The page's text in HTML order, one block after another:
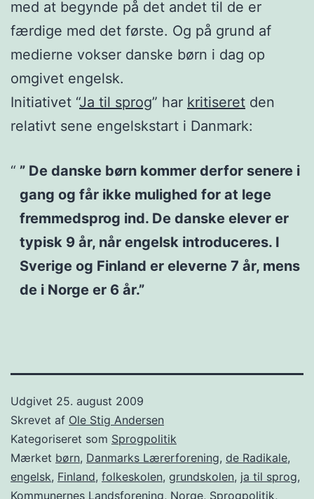
med at begynde på det andet til de er
færdige med det første. Og på grund af
medierne vokser danske børn i dag op
omgivet engelsk.
Initiativet “Ja til sprog” har kritiseret den
relativt sene engelskstart i Danmark:
” De danske børn kommer derfor senere i
gang og får ikke mulighed for at lege
fremmedsprog ind. De danske elever er
typisk 9 år, når engelsk introduceres. I
Sverige og Finland er eleverne 7 år, mens
de i Norge er 6 år.”
Udgivet 25. august 2009
Skrevet af Ole Stig Andersen
Kategoriseret som Sprogpolitik
Mærket børn, Danmarks Lærerforening, de Radikale,
engelsk, Finland, folkeskolen, grundskolen, ja til sprog,
Kommunernes Landsforening, Norge, Sprogpolitik,